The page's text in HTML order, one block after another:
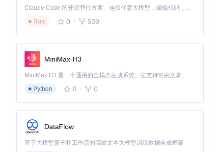
3.1 模型选型决策指南
面对多个模型版本，如何选择最适合自己的？可以按照以下步
评估硬件条件：GPU数量、显存大小
权衡速度与性能：是否需要实时响应？
平衡性能与效率：DeepSeek-R1-Distill-Qwen-32B
低资源环境：DeepSeek-R1-Distill-14B或更小模型
3.2 启动推理服务
场景假设：你需要启动一个32B蒸馏模型服务，用于本地开发
Claude Code 的开源替代方案。连接任意大模型，编辑代码，运行命令，自动验证 — 全自动执行。用 Rust 构建，极致性能。 ｜ An open-source alternative to Claude Code. Connect any LLM, edit code, run commands, and verify changes — autonomously. Built in Rust for speed. Get Started
Rust
0 539
MiniMax-H3
MiniMax H3 是一个通用的全模态生成系统。它支持对由文本、图像、视频和音频组成的多模态上下文进行统一理解，并能生成分辨率高达 2K、时长可达 15 秒的带原生立体声音频的视频。得益于面向任务泛化的系统设计，H3 在预训练阶段就已具备广泛的多模态上下文理解与生成能力，能够出色地执行复杂的多模态指令。
Python
0 0
DataFlow
基于大模型算子和工作流的高效文本大模型训练数据合成框架